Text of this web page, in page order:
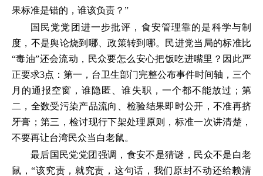
果标准是错的，谁该负责？”
国民党党团进一步批评，食安管理靠的是科学与制
度，不是舆论烧到哪、政策转到哪。民进党当局的标准比
“毒油”还会流动，民众要怎么安心把饭吃进嘴里？因此严
正要求3点：第一，台卫生部门完整公布事件时间轴，三个
月的通报空窗，谁隐匿、谁失职，一个都不能放过；第
二，全数受污染产品流向、检验结果即时公开，不准再挤
牙膏；第三，检讨现行下架处理原则，标准一次讲清楚，
不要再让台湾民众当白老鼠。
最后国民党党团强调，食安不是猜谜，民众不是白老
鼠，“该究责，就究责，这句话，我们原封不动还给赖清